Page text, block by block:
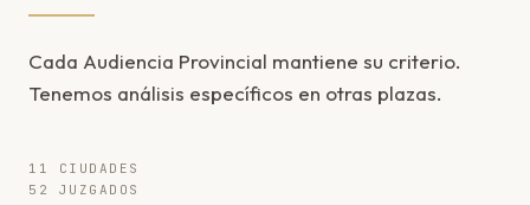
Cada Audiencia Provincial mantiene su criterio.
Tenemos análisis específicos en otras plazas.
11 CIUDADES
52 JUZGADOS